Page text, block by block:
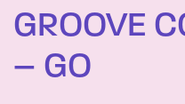
GROOVE
– GO